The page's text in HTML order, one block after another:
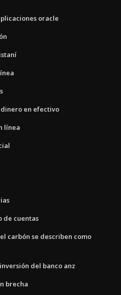
oracle
en efectivo
línea
de cuentas
carbón se describen como
del banco anz
brecha